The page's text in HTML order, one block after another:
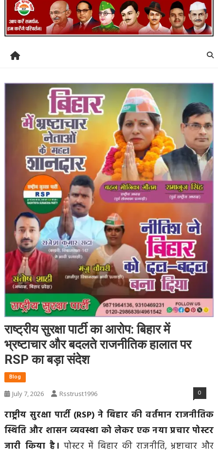
राष्ट्रीय सुरक्षा पार्टी का आरोप: बिहार में
भ्रष्टाचार और बदलते राजनीतिक हालात पर
RSP का बड़ा संदेश
Blog
July 7, 2026
Rsstrust1996 0
राष्ट्रीय सुरक्षा पार्टी (RSP) ने बिहार की वर्तमान राजनीतिक
स्थिति और शासन व्यवस्था को लेकर एक नया प्रचार पोस्टर
जारी किया है। पोस्टर में बिहार की राजनीति, भ्रष्टाचार और